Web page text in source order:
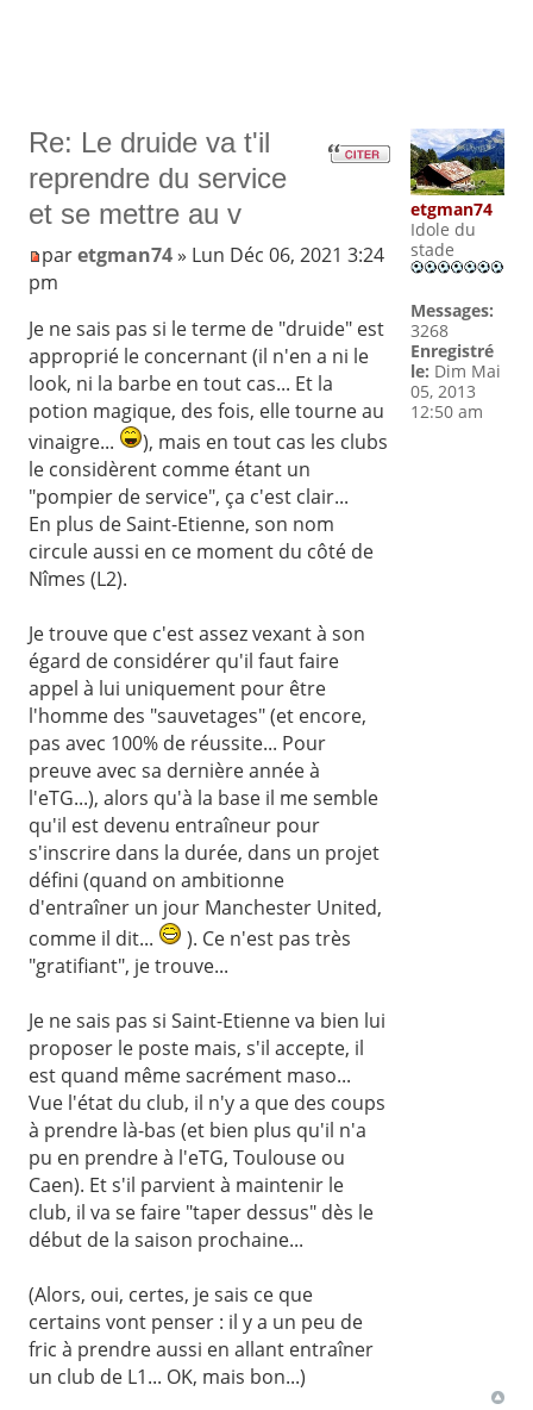
Re: Le druide va t'il
reprendre du service
et se mettre au v
paretgman74» Lun Déc 06, 2021 3:24
pm
Je ne sais pas si le terme de "druide" est
approprié le concernant (il n'en a ni le
look, ni la barbe en tout cas... Et la
potion magique, des fois, elle tourne au
vinaigre...
), mais en tout cas les clubs
le considèrent comme étant un
"pompier de service", ça c'est clair...
En plus de Saint-Etienne, son nom
circule aussi en ce moment du côté de
Nîmes (L2).
Je trouve que c'est assez vexant à son
égard de considérer qu'il faut faire
appel à lui uniquement pour être
l'homme des "sauvetages" (et encore,
pas avec 100% de réussite... Pour
preuve avec sa dernière année à
l'eTG...), alors qu'à la base il me semble
qu'il est devenu entraîneur pour
s'inscrire dans la durée, dans un projet
défini (quand on ambitionne
d'entraîner un jour Manchester United,
comme il dit...
). Ce n'est pas très
"gratifiant", je trouve...
Je ne sais pas si Saint-Etienne va bien lui
proposer le poste mais, s'il accepte, il
est quand même sacrément maso...
Vue l'état du club, il n'y a que des coups
à prendre là-bas (et bien plus qu'il n'a
pu en prendre à l'eTG, Toulouse ou
Caen). Et s'il parvient à maintenir le
club, il va se faire "taper dessus" dès le
début de la saison prochaine...
(Alors, oui, certes, je sais ce que
certains vont penser : il y a un peu de
fric à prendre aussi en allant entraîner
un club de L1... OK, mais bon...)
etgman74
Idole du
stade
Messages:
3268
Enregistré
le: Dim Mai
05, 2013
12:50 am